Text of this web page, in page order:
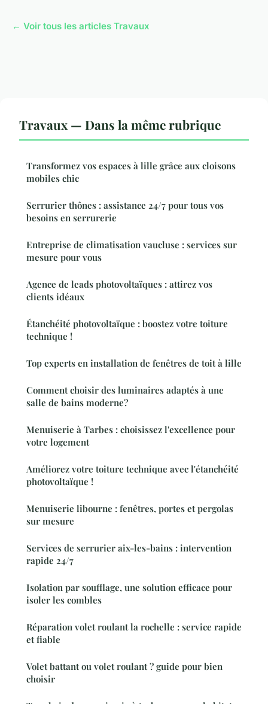
← Voir tous les articles Travaux
Travaux — Dans la même rubrique
Transformez vos espaces à lille grâce aux cloisons
mobiles chic
Serrurier thônes : assistance 24/7 pour tous vos
besoins en serrurerie
Entreprise de climatisation vaucluse : services sur
mesure pour vous
Agence de leads photovoltaïques : attirez vos
clients idéaux
Étanchéité photovoltaïque : boostez votre toiture
technique !
Top experts en installation de fenêtres de toit à lille
Comment choisir des luminaires adaptés à une
salle de bains moderne?
Menuiserie à Tarbes : choisissez l'excellence pour
votre logement
Améliorez votre toiture technique avec l'étanchéité
photovoltaïque !
Menuiserie libourne : fenêtres, portes et pergolas
sur mesure
Services de serrurier aix-les-bains : intervention
rapide 24/7
Isolation par soufflage, une solution efficace pour
isoler les combles
Réparation volet roulant la rochelle : service rapide
et fiable
Volet battant ou volet roulant ? guide pour bien
choisir